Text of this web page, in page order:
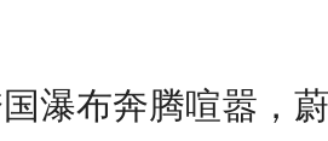
瀑布奔腾喧嚣，